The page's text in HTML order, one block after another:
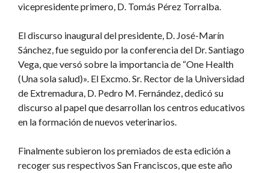
vicepresidente primero, D. Tomás Pérez Torralba.
Eldiscurso inaugural del presidente, D. José-Marín
Sánchez, fue seguido por la conferencia del Dr. Santiago
Vega, que versó sobre la importancia de “One Health
(Una sola salud)». El Excmo. Sr. Rector de la Universidad
de Extremadura, D. Pedro M. Fernández, dedicó su
discurso al papel que desarrollan los centros educativos
en la formación de nuevos veterinarios.
Finalmente subieron los premiados de esta edición a
recoger sus respectivos San Franciscos, que este año